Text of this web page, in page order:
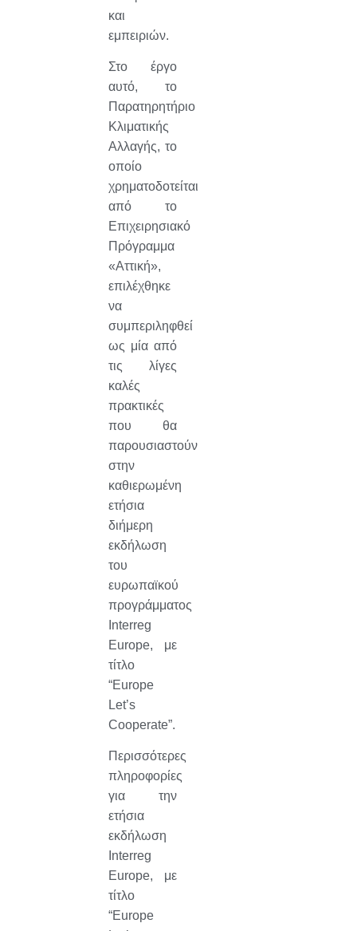
και
εμπειριών.
Στο έργο
αυτό, το
Παρατηρητήριο
Κλιματικής
Αλλαγής, το
οποίο
χρηματοδοτείται
από το
Επιχειρησιακό
Πρόγραμμα
«Αττική»,
επιλέχθηκε
να
συμπεριληφθεί
ως μία από
τις λίγες
καλές
πρακτικές
που θα
παρουσιαστούν
στην
καθιερωμένη
ετήσια
διήμερη
εκδήλωση
του
ευρωπαϊκού
προγράμματος
Interreg
Europe, με
τίτλο
“Europe
Let’s
Cooperate”.
Περισσότερες
πληροφορίες
για την
ετήσια
εκδήλωση
Interreg
Europe, με
τίτλο
“Europe